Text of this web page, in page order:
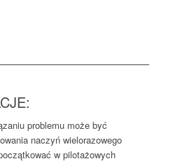
problemu może być
naczyń wielorazowego
w pilotażowych